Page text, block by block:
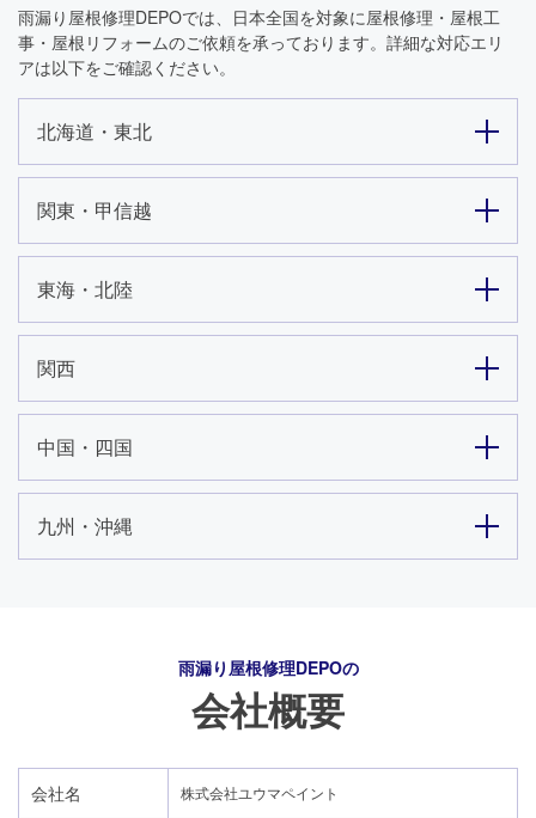
雨漏り屋根修理DEPOでは、日本全国を対象に屋根修理・屋根工
事・屋根リフォームのご依頼を承っております。詳細な対応エリ
アは以下をご確認ください。
北海道・東北
関東・甲信越
東海・北陸
関西
中国・四国
九州・沖縄
雨漏り屋根修理DEPOの
会社概要
会社名 株式会社ユウマペイント